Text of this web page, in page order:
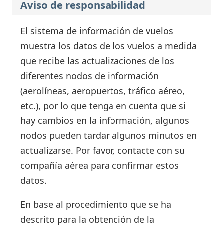
Aviso de responsabilidad
El sistema de información de vuelos
muestra los datos de los vuelos a medida
que recibe las actualizaciones de los
diferentes nodos de información
(aerolíneas, aeropuertos, tráfico aéreo,
etc.), por lo que tenga en cuenta que si
hay cambios en la información, algunos
nodos pueden tardar algunos minutos en
actualizarse. Por favor, contacte con su
compañía aérea para confirmar estos
datos.
En base al procedimiento que se ha
descrito para la obtención de la